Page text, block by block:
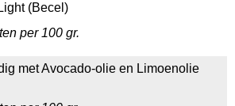
(Becel)
per 100 gr.
met Avocado-olie en Limoenolie